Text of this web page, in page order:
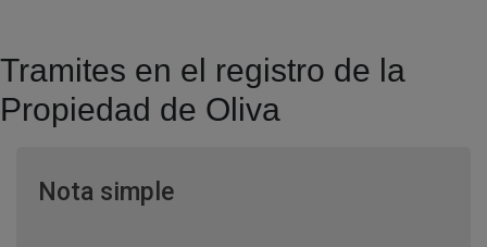
Tramites en el registro de la
Propiedad de Oliva
Nota simpleVentana nueva